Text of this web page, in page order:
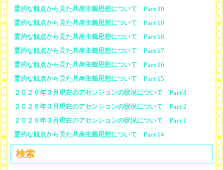
霊的な観点から見た共産主義思想について Part 20
霊的な観点から見た共産主義思想について Part 19
霊的な観点から見た共産主義思想について Part 18
霊的な観点から見た共産主義思想について Part 17
霊的な観点から見た共産主義思想について Part 16
霊的な観点から見た共産主義思想について Part 15
２０２６年３月現在のアセンションの状況について Part 3
２０２６年３月現在のアセンションの状況について Part 2
２０２６年３月現在のアセンションの状況について Part 1
霊的な観点から見た共産主義思想について Part 14
検索